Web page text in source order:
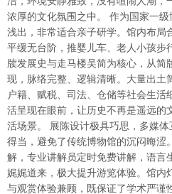
浓厚的文化氛围之中。 作为国家一
浅出，非常适合亲子研学。馆内布局
平缓无台阶，推婴儿车、老人小孩步
牍发展史与走马楼吴简为核心，从简
现，脉络完整、逻辑清晰。大量出土
户籍、赋税、司法、仓储等社会生活
活呈现在眼前，让历史不再是遥远的
活场景。 展陈设计极具巧思，多媒
得当，避免了传统博物馆的沉闷晦涩
解，专业讲解员定时免费讲解，语言
娓娓道来，极大提升游览体验。馆内
与观赏体验兼顾，既保证了学术严谨